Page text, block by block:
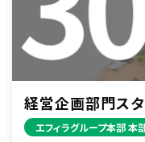
経営企画部門スタ
エフィラグループ本部 本